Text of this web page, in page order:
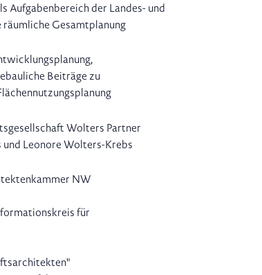
Aufgabenbereich der Landes- und
räumliche Gesamtplanung
Beiträge zu
Wolters Partner
Leonore Wolters-Krebs
NW
für